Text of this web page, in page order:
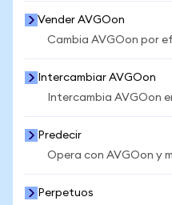
Vender AVGOon
Cambia AVGOon por
Intercambiar AVGOon
Intercambia AVGOon
Predecir
Opera con AVGOon y
Perpetuos